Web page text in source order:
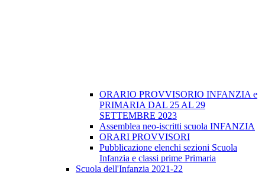
ORARIO PROVVISORIO INFANZIA e
PRIMARIA DAL 25 AL 29
SETTEMBRE 2023
Assemblea neo-iscritti scuola INFANZIA
ORARI PROVVISORI
Pubblicazione elenchi sezioni Scuola
Infanzia e classi prime Primaria
Scuola dell'Infanzia 2021-22